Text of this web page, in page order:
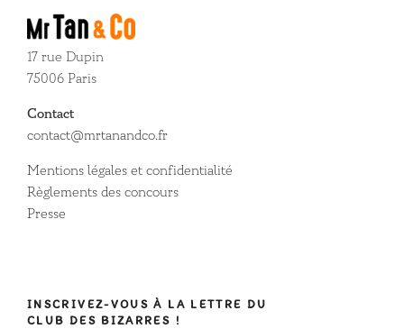
17 rue Dupin
75006 Paris
Contact
contact@mrtanandco.fr
Mentions légales et confidentialité
Règlements des concours
Presse
INSCRIVEZ-VOUS À LA LETTRE DU
CLUB DES BIZARRES !